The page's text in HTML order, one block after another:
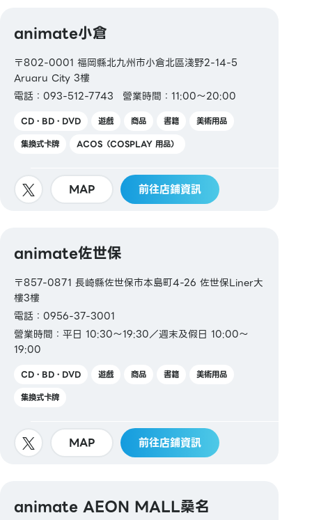
animate小倉
〒802-0001 福岡縣北九州市小倉北區淺野2-14-5
Aruaru City 3樓
電話：093-512-7743
營業時間：11:00～20:00
CD・BD・DVD 遊戲 商品 書籍
美術用品
集換式卡牌
ACOS（COSPLAY 用品）
MAP 前往店鋪資訊
animate佐世保
〒857-0871 長崎縣佐世保市本島町4-26 佐世保Liner大
樓3樓
電話：0956-37-3001
營業時間：平日 10:30～19:30／週末及假日 10:00～
19:00
CD・BD・DVD 遊戲 商品 書籍
美術用品
集換式卡牌
MAP 前往店鋪資訊
animate AEON MALL桑名